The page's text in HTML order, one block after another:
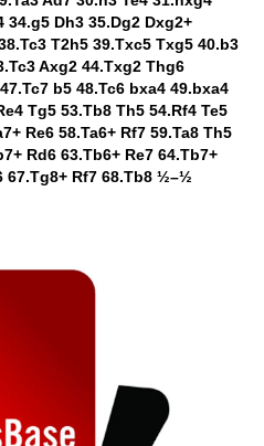
34.g5 Dh3 35.Dg2 Dxg2+
T2h5 39.Txc5 Txg5 40.b3
Axg2 44.Txg2 Thg6
b5 48.Tc6 bxa4 49.bxa4
Tg5 53.Tb8 Th5 54.Rf4 Te5
Re6 58.Ta6+ Rf7 59.Ta8 Th5
Rd6 63.Tb6+ Re7 64.Tb7+
67.Tg8+ Rf7 68.Tb8 ½–½